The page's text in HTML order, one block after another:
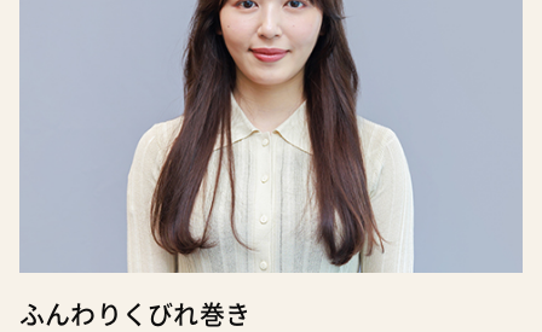
ふんわりくびれ巻き